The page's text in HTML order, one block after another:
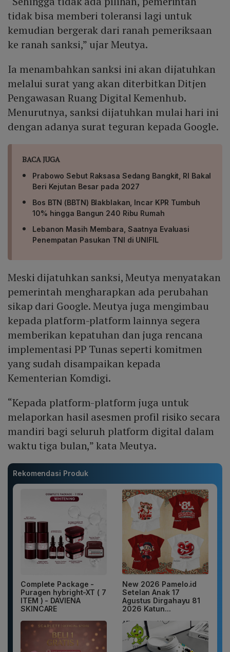
wellbeing. YouTube mencatat 92 % orang tua di
Indonesia yang menggunakan fitur pengawasan
menyatakan lingkungan digital menjadi lebih aman dan
terkontrol.
tidak bisa memberi toleransi lagi untuk
kemudian bergerak dari ranah pemeriksaan
ke ranah sanksi,” ujar Meutya.
Ia menambahkan sanksi ini akan dijatuhkan
melalui surat yang akan diterbitkan Ditjen
Pengawasan Ruang Digital Kemenhub.
Menurutnya, sanksi dijatuhkan mulai hari ini
dengan adanya surat teguran kepada Google.
BACA JUGA
Prabowo Sebut Raksasa Sedang Bangkit, RI Bakal
Beri Kejutan Besar pada 2027
Bos BTN (BBTN) Blakblakan, Incar KPR Tumbuh
10% hingga Bangun 240 Ribu Rumah
Lebanon Masih Membara, Saatnya Evaluasi
Penempatan Pasukan TNI di UNIFIL
Meski dijatuhkan sanksi, Meutya menyatakan
pemerintah mengharapkan ada perubahan
sikap dari Google. Meutya juga mengimbau
kepada platform-platform lainnya segera
memberikan kepatuhan dan juga rencana
implementasi PP Tunas seperti komitmen
yang sudah disampaikan kepada
Kementerian Komdigi.
“Kepada platform-platform juga untuk
melaporkan hasil asesmen profil risiko secara
mandiri bagi seluruh platform digital dalam
waktu tiga bulan,” kata Meutya.
Rekomendasi Produk
Complete Package -
Puragen hybright-XT ( 7
ITEM ) - DAVIENA
SKINCARE
New 2026 Pamelo.id
Setelan Anak 17
Agustus Dirgahayu 81
2026 Katun...